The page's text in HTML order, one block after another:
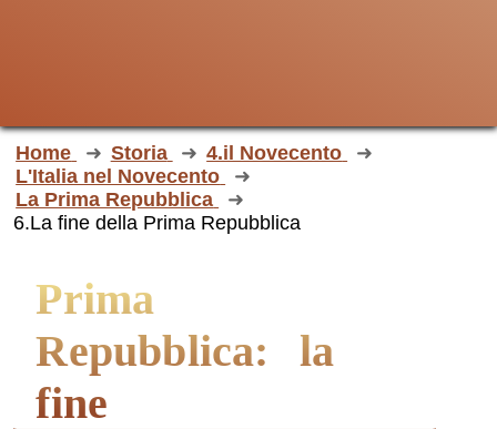
Home Storia
4.il Novecento
L'Italia nel Novecento
La Prima Repubblica
6.La fine della Prima Repubblica
Prima
Repubblica: la
fine